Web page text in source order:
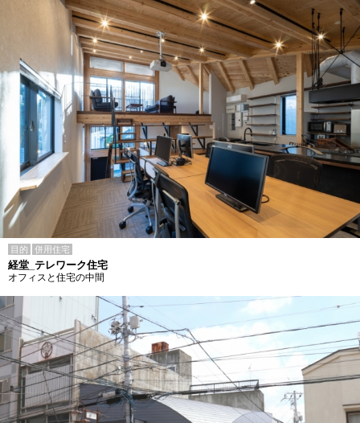
目的 併用住宅
経堂_テレワーク住宅
オフィスと住宅の中間